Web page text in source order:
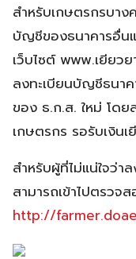
สำหรับเกษตรกรบา
บัญชีของธนาคารอื่น
เว็บไซต์ www.เยียว
ลงทะเบียนบัญชีธนา
ของ ธ.ก.ส. ใหม่ โดย
เกษตรกร รอรับเงินเ
สำหรับผู้ที่ไม่แน่ใจว่า
สามารถเข้าไปตรวจ
http://